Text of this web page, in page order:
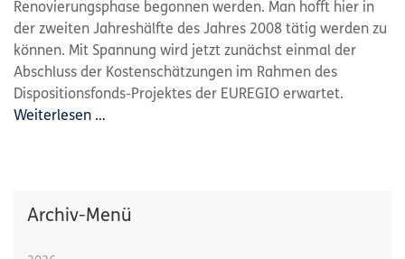
Renovierungsphase begonnen werden. Man hofft hier in
der zweiten Jahreshälfte des Jahres 2008 tätig werden zu
können. Mit Spannung wird jetzt zunächst einmal der
Abschluss der Kostenschätzungen im Rahmen des
Dispositionsfonds-Projektes der EUREGIO erwartet.
Weiterlesen …
Archiv-Menü